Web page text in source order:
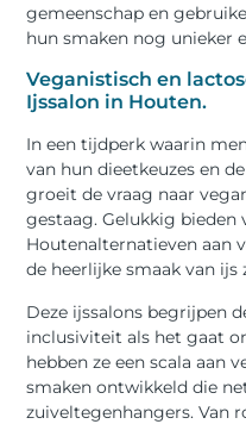
gemeenschap en
hun smaken nog unieker
Veganistisch en
Ijssalon in Houten.
In een tijdperk waarin
van hun dieetkeuzes en
groeit de vraag naar
gestaag. Gelukkig bieden
Houtenalternatieven aan
de heerlijke smaak van
Deze ijssalons begrijpen
inclusiviteit als het gaat
hebben ze een scala aan
smaken ontwikkeld die
zuiveltegenhangers. Van